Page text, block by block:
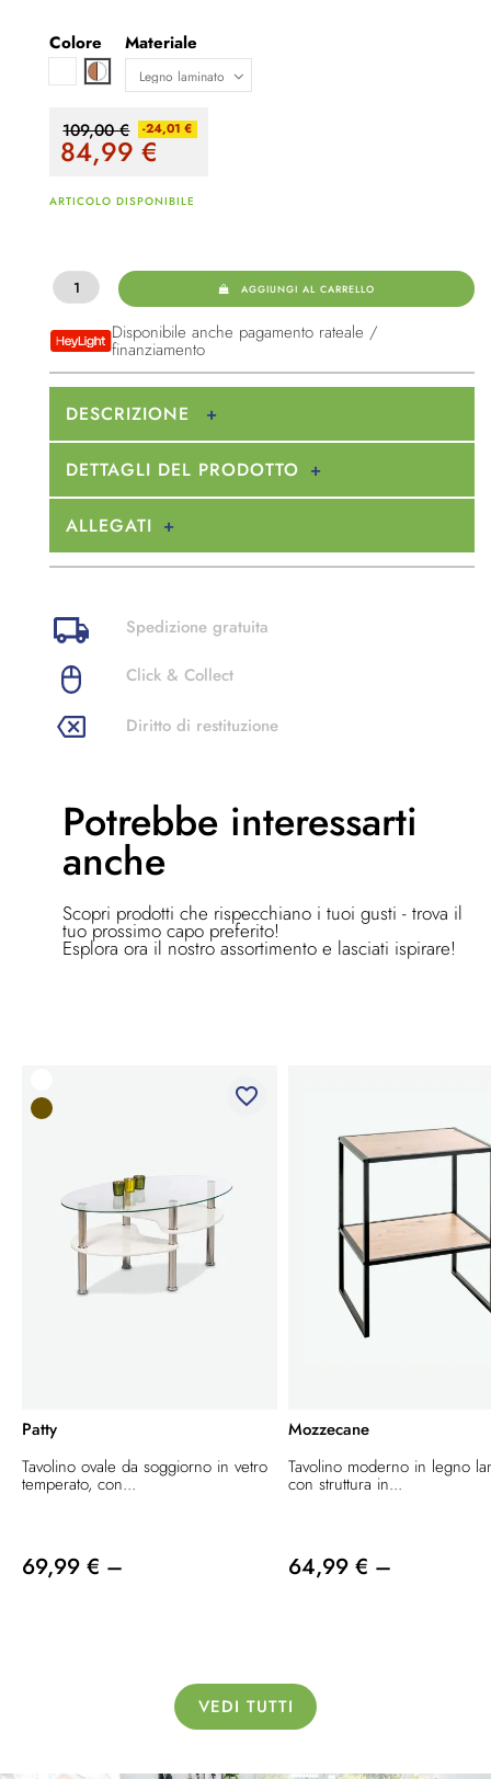
Colore
BiancoMarrone / bianco
Materiale
109,00 € -24,01 €
84,99€
ARTICOLO DISPONIBILE
AGGIUNGI AL CARRELLO
Disponibile anche pagamento rateale /
finanziamento
DESCRIZIONE
DETTAGLI DEL PRODOTTO
ALLEGATI
Spedizione gratuita
Click & Collect
Diritto di restituzione
Potrebbe interessarti
anche
Scopri prodotti che rispecchiano i tuoi gusti - trova il
tuo prossimo capo preferito!
Esplora ora il nostro assortimento e lasciati ispirare!
favorite_border
Patty
Tavolino ovale da soggiorno in vetro
temperato, con...
69,99 € –
Mozzecane
Tavolino moderno in legno
con struttura in...
64,99 € –
VEDI TUTTI